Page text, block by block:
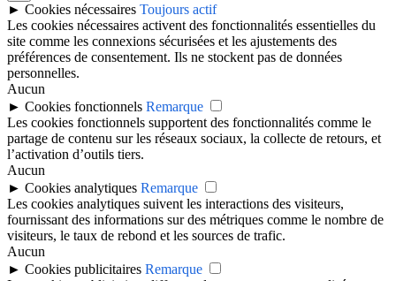
► Cookies nécessaires Toujours actif
Les cookies nécessaires activent des fonctionnalités essentielles du
site comme les connexions sécurisées et les ajustements des
préférences de consentement. Ils ne stockent pas de données
personnelles.
Aucun
► Cookies fonctionnels Remarque
Les cookies fonctionnels supportent des fonctionnalités comme le
partage de contenu sur les réseaux sociaux, la collecte de retours, et
l’activation d’outils tiers.
Aucun
► Cookies analytiques Remarque
Les cookies analytiques suivent les interactions des visiteurs,
fournissant des informations sur des métriques comme le nombre de
visiteurs, le taux de rebond et les sources de trafic.
Aucun
► Cookies publicitaires Remarque